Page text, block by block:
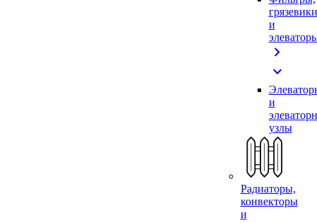
грязевики
и
chevron_right
expand_more
и
узлы
Радиаторы,
конвекторы
и